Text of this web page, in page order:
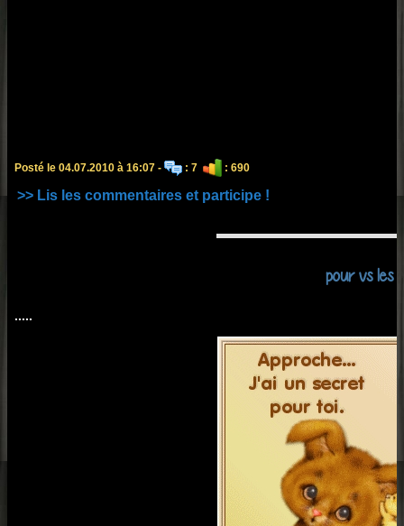
Posté le 04.07.2010 à 16:07 - : 7 : 690
>> Lis les commentaires et participe !
pour vs les
.....